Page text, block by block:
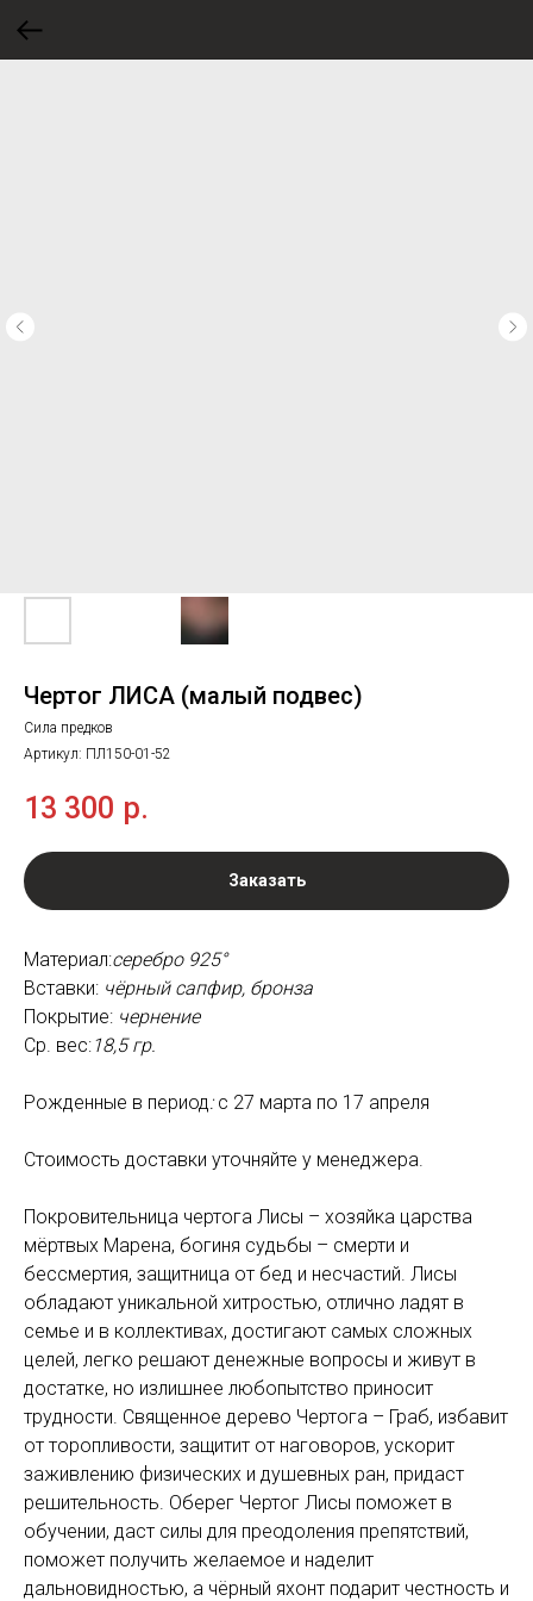
Чертог ЛИСА (малый подвес)
Сила предков
Артикул: ПЛ150-01-52
13 300 р.
Заказать
Материал:серебро 925°
Вставки: чёрный сапфир, бронза
Покрытие: чернение
Ср. вес:18,5 гр.
Рожденные в период:с 27 марта по 17 апреля
Стоимость доставки уточняйте у менеджера.
Покровительница чертога Лисы – хозяйка царства
мёртвых Марена, богиня судьбы – смерти и
бессмертия, защитница от бед и несчастий. Лисы
обладают уникальной хитростью, отлично ладят в
семье и в коллективах, достигают самых сложных
целей, легко решают денежные вопросы и живут в
достатке, но излишнее любопытство приносит
трудности. Священное дерево Чертога – Граб, избавит
от торопливости, защитит от наговоров, ускорит
заживлению физических и душевных ран, придаст
решительность. Оберег Чертог Лисы поможет в
обучении, даст силы для преодоления препятствий,
поможет получить желаемое и наделит
дальновидностью, а чёрный яхонт подарит честность и